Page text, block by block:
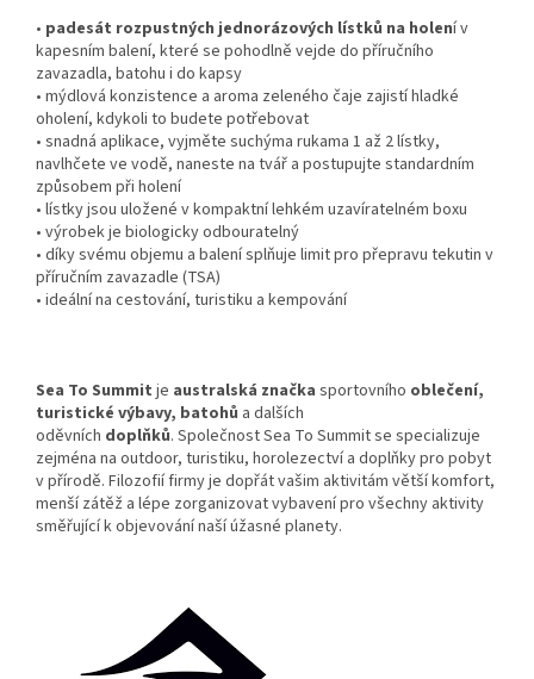
• padesát rozpustných jednorázových lístků na holení v
kapesním balení, které se pohodlně vejde do příručního
zavazadla, batohu i do kapsy
• mýdlová konzistence a aroma zeleného čaje zajistí hladké
oholení, kdykoli to budete potřebovat
• snadná aplikace, vyjměte suchýma rukama 1 až 2 lístky,
navlhčete ve vodě, naneste na tvář a postupujte standardním
způsobem při holení
• lístky jsou uložené v kompaktní lehkém uzavíratelném boxu
• výrobek je biologicky odbouratelný
• díky svému objemu a balení splňuje limit pro přepravu tekutin v
příručním zavazadle (TSA)
• ideální na cestování, turistiku a kempování
Sea To Summit je australská značka sportovního oblečení,
turistické výbavy, batohů a dalších
oděvních doplňků. Společnost Sea To Summit se specializuje
zejména na outdoor, turistiku, horolezectví a doplňky pro pobyt
v přírodě. Filozofií firmy je dopřát vašim aktivitám větší komfort,
menší zátěž a lépe zorganizovat vybavení pro všechny aktivity
směřující k objevování naší úžasné planety.